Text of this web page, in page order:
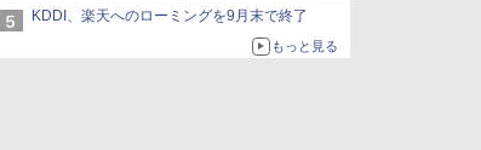
KDDI、楽天へのローミングを9月末で終了
もっと見る